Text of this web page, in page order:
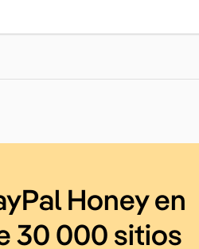
Honey en
30 000 sitios